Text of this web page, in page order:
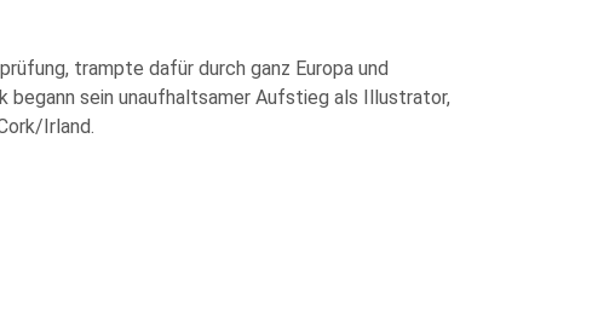
trampte dafür durch ganz Europa und
begann sein unaufhaltsamer Aufstieg als Illustrator,
Irland.